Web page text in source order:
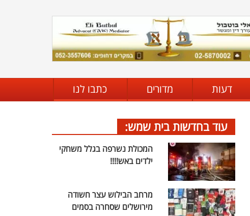
דעות מדורים כתבו לנו
עוד בחדשות בית שמש:
המכולת נשרפה בגלל משחקי
ילדים באש!!!!
מרחב הבילוש עצר חשודה
מירושלים שסחרה בסמים